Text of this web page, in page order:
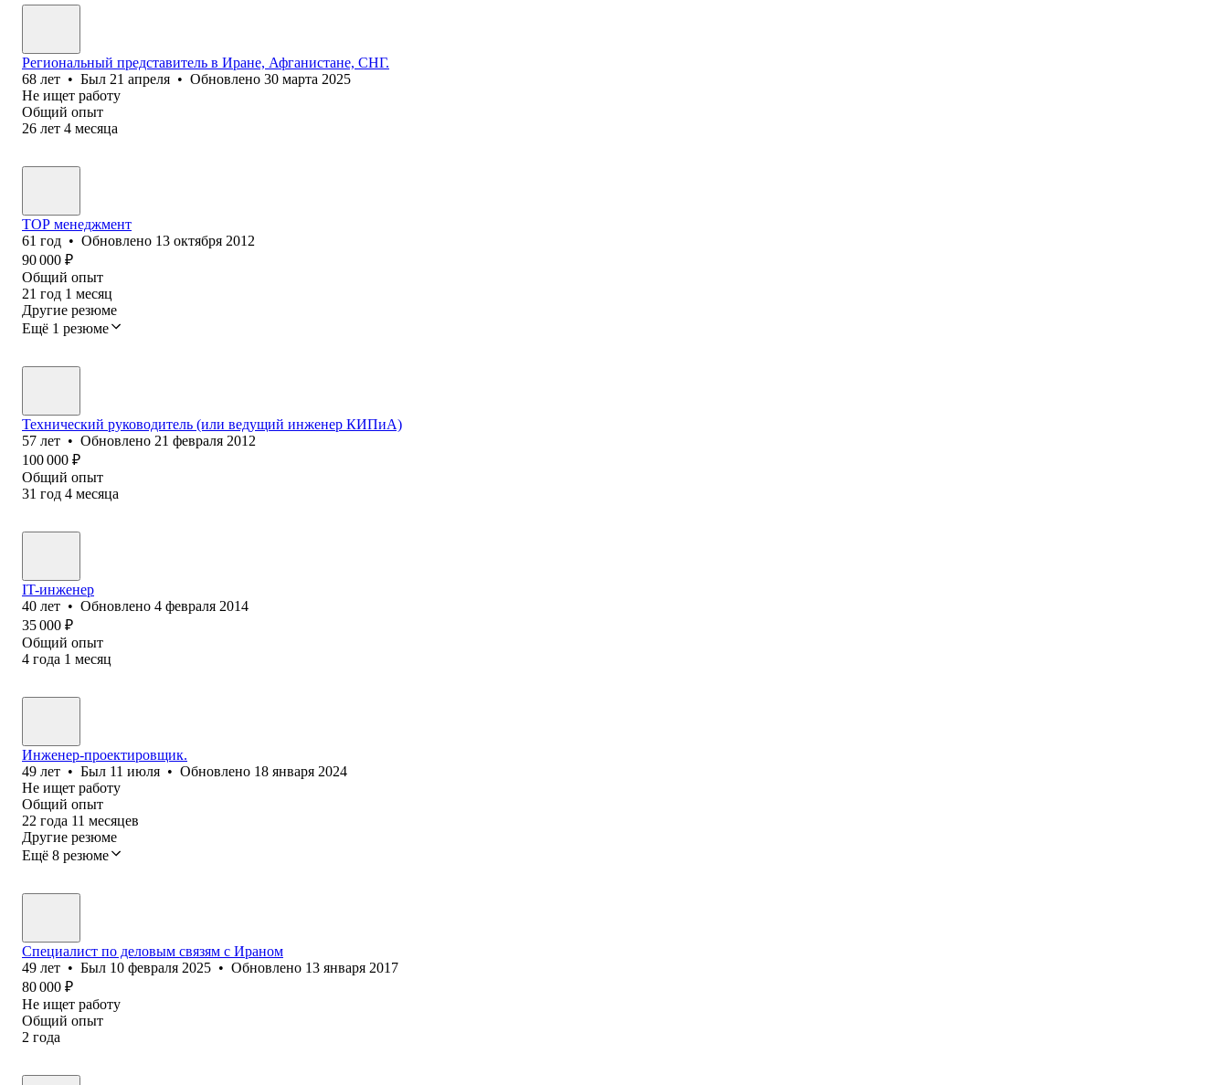
Региональный представитель в Иране, Афганистане, СНГ.
68 лет • Был 21 апреля • Обновлено 30 марта 2025
Не ищет работу
Общий опыт
26 лет 4 месяца
ТОР менеджмент
61 год • Обновлено 13 октября 2012
90 000 ₽
Общий опыт
21 год 1 месяц
Другие резюме
Ещё 1 резюме
Технический руководитель (или ведущий инженер КИПиА)
57 лет • Обновлено 21 февраля 2012
100 000 ₽
Общий опыт
31 год 4 месяца
IT-инженер
40 лет • Обновлено 4 февраля 2014
35 000 ₽
Общий опыт
4 года 1 месяц
Инженер-проектировщик.
49 лет • Был 11 июля • Обновлено 18 января 2024
Не ищет работу
Общий опыт
22 года 11 месяцев
Другие резюме
Ещё 8 резюме
Специалист по деловым связям с Ираном
49 лет • Был 10 февраля 2025 • Обновлено 13 января 2017
80 000 ₽
Не ищет работу
Общий опыт
2 года